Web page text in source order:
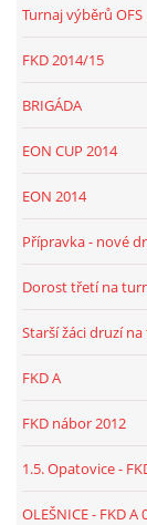
Turnaj výběrů OFS
FKD 2014/15
BRIGÁDA
EON CUP 2014
EON 2014
Přípravka - nové
Dorost třetí na
Starší žáci druzí
FKD A
FKD nábor 2012
1.5. Opatovice -
OLEŠNICE - FKD A